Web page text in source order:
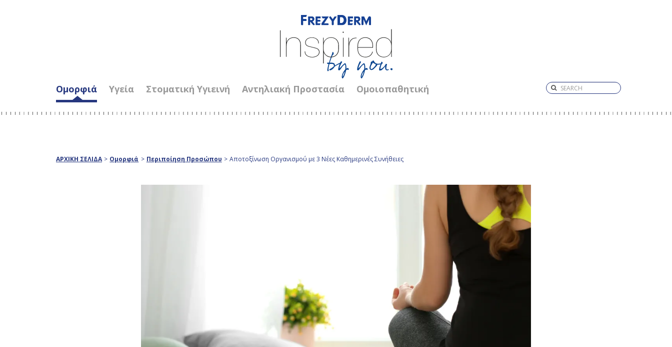
Ομορφιά Υγεία Στοματική Υγιεινή Αντηλιακή Προστασία Ομοιοπαθητική
ΑΡΧΙΚΗ ΣΕΛΙΔΑ > Ομορφιά > Περιποίηση Προσώπου > Αποτοξίνωση Οργανισμού με 3 Νέες Καθημερινές Συνήθειες